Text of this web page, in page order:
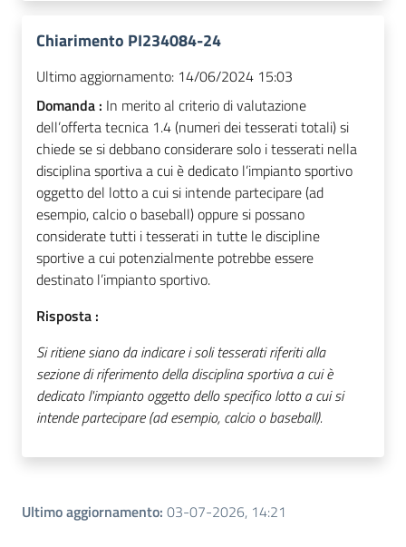
Chiarimento PI234084-24
Ultimo aggiornamento: 14/06/2024 15:03
Domanda : In merito al criterio di valutazione
dell’offerta tecnica 1.4 (numeri dei tesserati totali) si
chiede se si debbano considerare solo i tesserati nella
disciplina sportiva a cui è dedicato l’impianto sportivo
oggetto del lotto a cui si intende partecipare (ad
esempio, calcio o baseball) oppure si possano
considerate tutti i tesserati in tutte le discipline
sportive a cui potenzialmente potrebbe essere
destinato l’impianto sportivo.
Risposta :
Si ritiene siano da indicare i soli tesserati riferiti alla
sezione di riferimento della disciplina sportiva a cui è
dedicato l'impianto oggetto dello specifico lotto a cui si
intende partecipare (ad esempio, calcio o baseball).
Ultimo aggiornamento: 03-07-2026, 14:21